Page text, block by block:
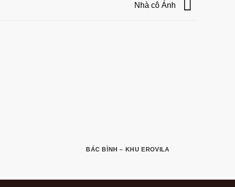
Nhà cô Ánh
BÁC BÌNH – KHU EROVILA